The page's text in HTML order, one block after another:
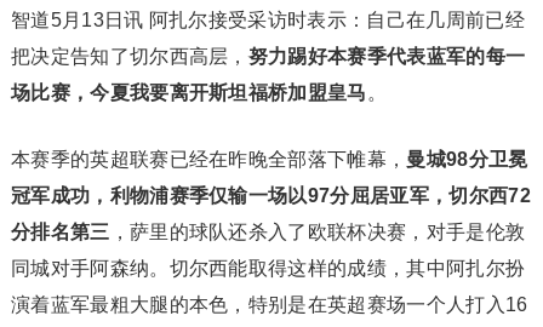
智道5月13日讯 阿扎尔接受采访时表示：自己在几周前已经
把决定告知了切尔西高层，努力踢好本赛季代表蓝军的每一
场比赛，今夏我要离开斯坦福桥加盟皇马 。
本赛季的英超联赛已经在昨晚全部落下帷幕， 曼城98分卫冕
冠军成功，利物浦赛季仅输一场以97分屈居亚军，切尔西72
分排名第三 ，萨里的球队还杀入了欧联杯决赛，对手是伦敦
同城对手阿森纳。切尔西能取得这样的成绩，其中阿扎尔扮
演着蓝军最粗大腿的本色，特别是在英超赛场一个人打入16